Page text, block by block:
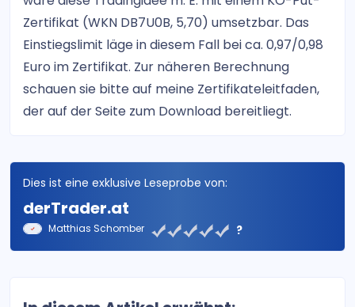
Zertifikat (WKN DB7U0B, 5,70) umsetzbar. Das
Einstiegslimit läge in diesem Fall bei ca. 0,97/0,98
Euro im Zertifikat. Zur näheren Berechnung
schauen sie bitte auf meine Zertifikateleitfaden,
der auf der Seite zum Download bereitliegt.
Dies ist eine exklusive Leseprobe von:
derTrader.at
Matthias Schomber ?